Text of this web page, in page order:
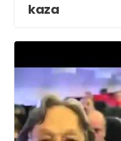
kaza